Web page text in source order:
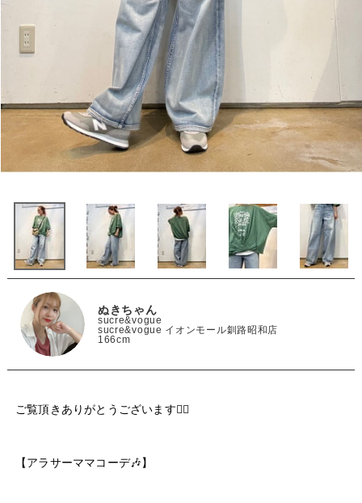
ぬきちゃん
sucre&vogue
sucre&vogue イオンモール釧路昭和店
166cm
ご覧頂きありがとうございます🙇‍♀️
【アラサーママコーデ🎶】